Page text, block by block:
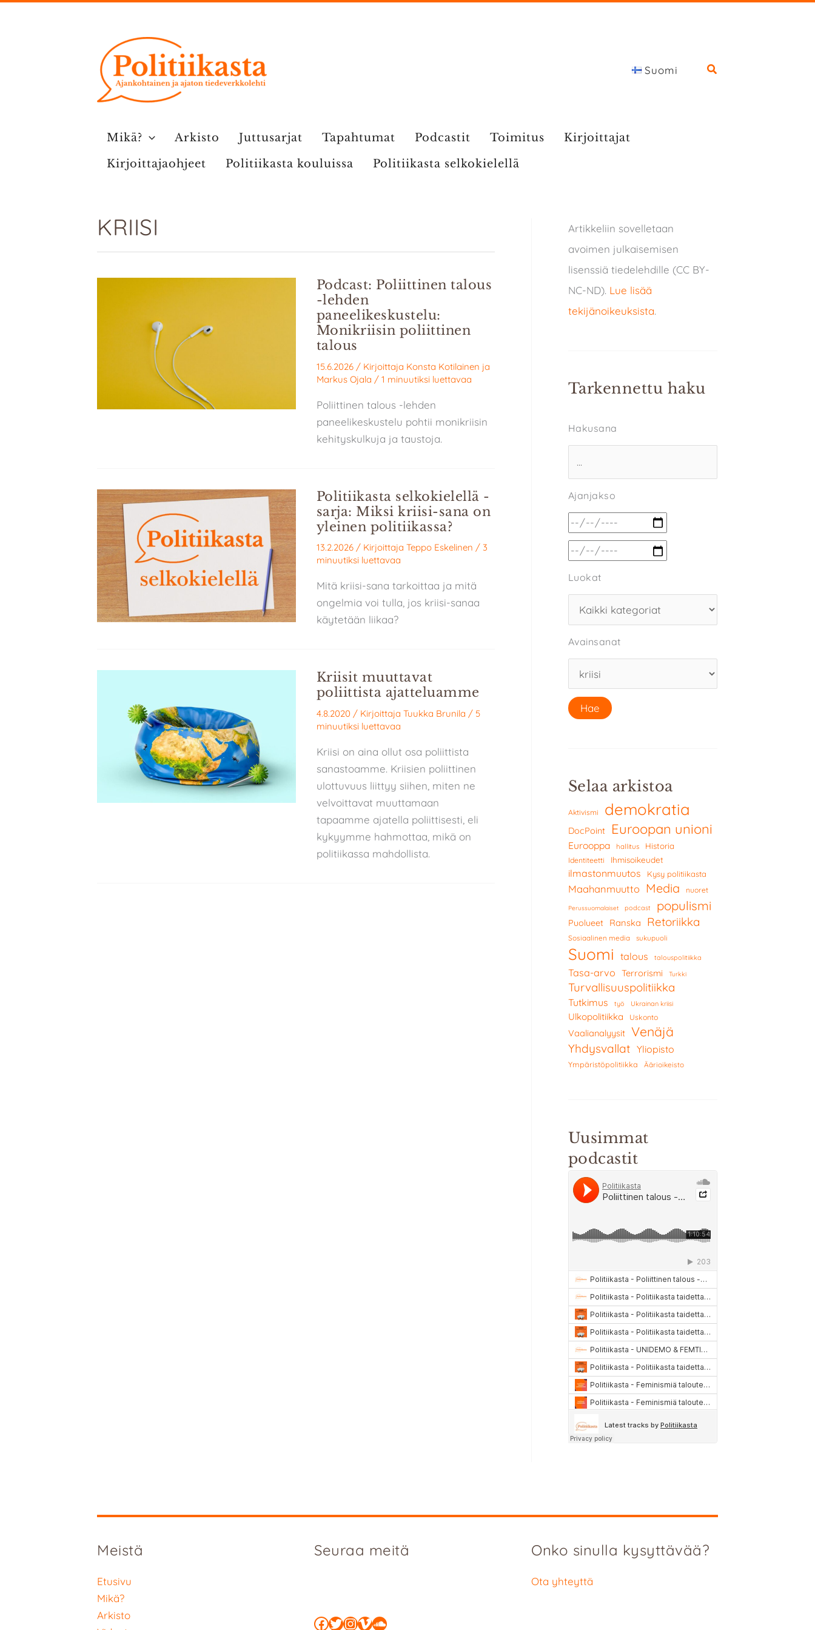
Suomi
Mikä? Arkisto Juttusarjat Tapahtumat Podcastit Toimitus
Kirjoittajat
Kirjoittajaohjeet
Politiikasta kouluissa Politiikasta selkokielellä
KRIISI
Podcast: Poliittinen talous
-lehden
paneelikeskustelu:
Monikriisin poliittinen
talous
15.6.2026 / Kirjoittaja Konsta Kotilainen ja
Markus Ojala / 1 minuutiksi luettavaa
Poliittinen talous -lehden
paneelikeskustelu pohtii monikriisin
kehityskulkuja ja taustoja.
Politiikasta selkokielellä -
sarja: Miksi kriisi-sana on
yleinen politiikassa?
13.2.2026 / Kirjoittaja Teppo Eskelinen / 3
minuutiksi luettavaa
Mitä kriisi-sana tarkoittaa ja mitä
ongelmia voi tulla, jos kriisi-sanaa
käytetään liikaa?
Kriisit muuttavat
poliittista ajatteluamme
4.8.2020 / Kirjoittaja Tuukka Brunila / 5
minuutiksi luettavaa
Kriisi on aina ollut osa poliittista
sanastoamme. Kriisien poliittinen
ulottuvuus liittyy siihen, miten ne
velvoittavat muuttamaan
tapaamme ajatella poliittisesti, eli
kykyymme hahmottaa, mikä on
politiikassa mahdollista.
Artikkeliin sovelletaan
avoimen julkaisemisen
lisenssiä tiedelehdille (CC BY-
NC-ND). Lue lisää
tekijänoikeuksista.
Tarkennettu haku
Hakusana
Ajanjakso
Luokat
Avainsanat
Selaa arkistoa
Aktivismi demokratia
DocPoint Euroopan unioni
Eurooppa hallitus Historia
Identiteetti Ihmisoikeudet
ilmastonmuutos Kysy politiikasta
Maahanmuutto Media nuoret
Perussuomalaiset podcast populismi
Puolueet Ranska Retoriikka
Sosiaalinen media sukupuoli
Suomi talous talouspolitiikka
Tasa-arvo Terrorismi Turkki
Turvallisuuspolitiikka
Tutkimus työ Ukrainan kriisi
Ulkopolitiikka Uskonto
Vaalianalyysit Venäjä
Yhdysvallat Yliopisto
Ympäristöpolitiikka Äärioikeisto
Uusimmat
podcastit
Meistä
Etusivu
Mikä?
Arkisto
Seuraa meitä
Facebook
Twitter
Instagram
Vimeo
SoundCloud
Onko sinulla kysyttävää?
Ota yhteyttä